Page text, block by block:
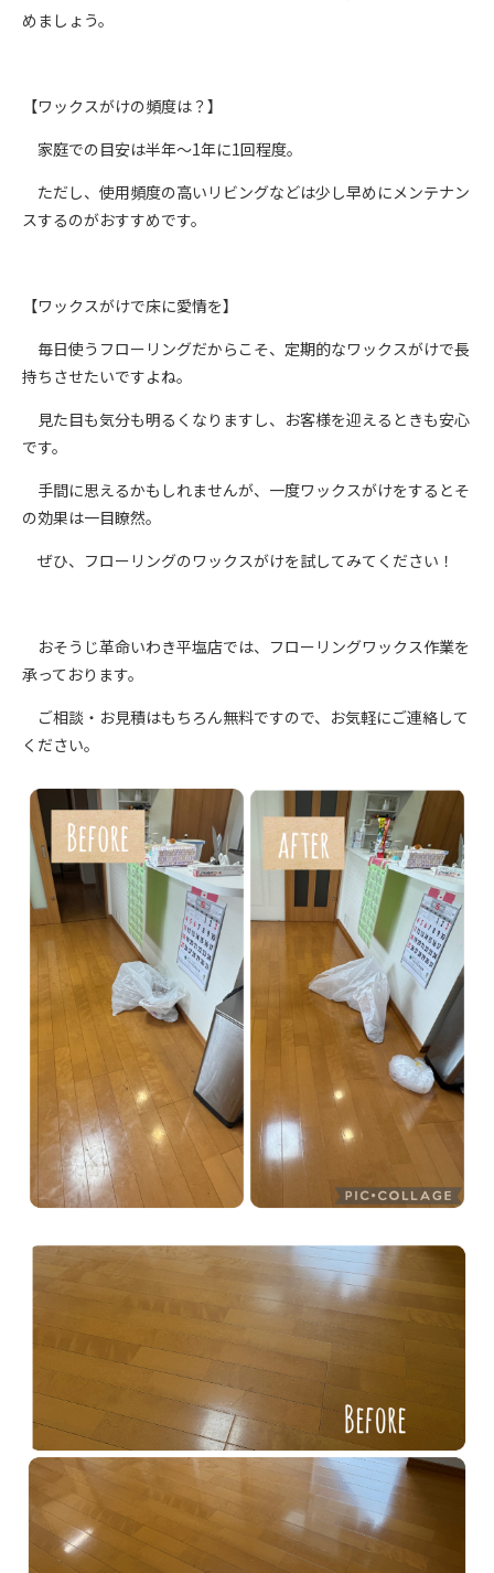
めましょう。
【ワックスがけの頻度は？】
家庭での目安は半年〜1年に1回程度。
ただし、使用頻度の高いリビングなどは少し早めにメンテナン
スするのがおすすめです。
【ワックスがけで床に愛情を】
毎日使うフローリングだからこそ、定期的なワックスがけで長
持ちさせたいですよね。
見た目も気分も明るくなりますし、お客様を迎えるときも安心
です。
手間に思えるかもしれませんが、一度ワックスがけをするとそ
の効果は一目瞭然。
ぜひ、フローリングのワックスがけを試してみてください！
おそうじ革命いわき平塩店では、フローリングワックス作業を
承っております。
ご相談・お見積はもちろん無料ですので、お気軽にご連絡して
ください。